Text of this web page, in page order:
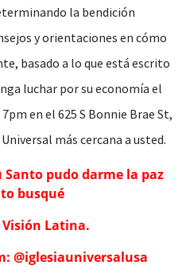
la bendición
y orientaciones en cómo
basado a lo que está escrito
luchar por su economía el
en el 625 S Bonnie Brae St,
más cercana a usted.
pudo darme la paz
busqué
Visión Latina.
@iglesiauniversalusa